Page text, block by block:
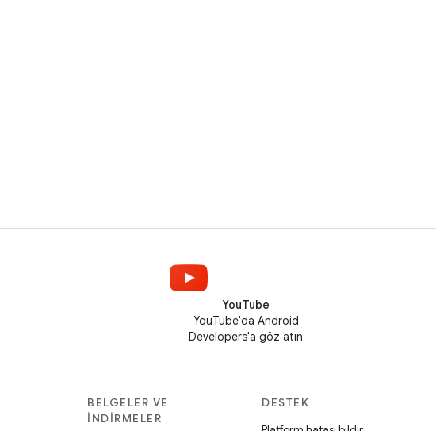
YouTube
YouTube'da Android
Developers'a göz atın
BELGELER VE
İNDIRMELER
DESTEK